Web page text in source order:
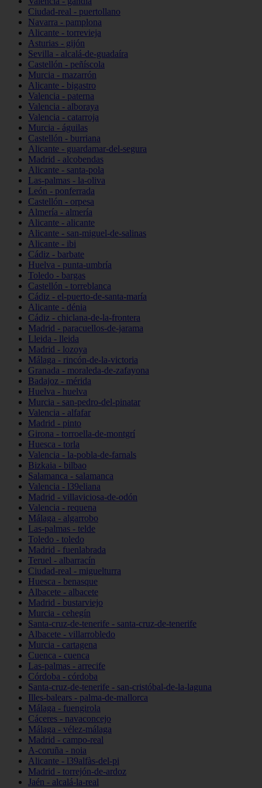
Ciudad-real - puertollano
Navarra - pamplona
Alicante - torrevieja
Asturias - gijón
Sevilla - alcalá-de-guadaíra
Castellón - peñíscola
Murcia - mazarrón
Alicante - bigastro
Valencia - paterna
Valencia - alboraya
Valencia - catarroja
Murcia - águilas
Castellón - burriana
Alicante - guardamar-del-segura
Madrid - alcobendas
Alicante - santa-pola
Las-palmas - la-oliva
León - ponferrada
Castellón - orpesa
Almería - almería
Alicante - alicante
Alicante - san-miguel-de-salinas
Alicante - ibi
Cádiz - barbate
Huelva - punta-umbría
Toledo - bargas
Castellón - torreblanca
Cádiz - el-puerto-de-santa-maría
Alicante - dénia
Cádiz - chiclana-de-la-frontera
Madrid - paracuellos-de-jarama
Lleida - lleida
Madrid - lozoya
Málaga - rincón-de-la-victoria
Granada - moraleda-de-zafayona
Badajoz - mérida
Huelva - huelva
Murcia - san-pedro-del-pinatar
Valencia - alfafar
Madrid - pinto
Girona - torroella-de-montgrí
Huesca - torla
Valencia - la-pobla-de-farnals
Bizkaia - bilbao
Salamanca - salamanca
Valencia - l39eliana
Madrid - villaviciosa-de-odón
Valencia - requena
Málaga - algarrobo
Las-palmas - telde
Toledo - toledo
Madrid - fuenlabrada
Teruel - albarracín
Ciudad-real - miguelturra
Huesca - benasque
Albacete - albacete
Madrid - bustarviejo
Murcia - cehegín
Santa-cruz-de-tenerife - santa-cruz-de-tenerife
Albacete - villarrobledo
Murcia - cartagena
Cuenca - cuenca
Las-palmas - arrecife
Córdoba - córdoba
Santa-cruz-de-tenerife - san-cristóbal-de-la-laguna
Illes-balears - palma-de-mallorca
Málaga - fuengirola
Cáceres - navaconcejo
Málaga - vélez-málaga
Madrid - campo-real
A-coruña - noia
Alicante - l39alfàs-del-pi
Madrid - torrejón-de-ardoz
Jaén - alcalá-la-real